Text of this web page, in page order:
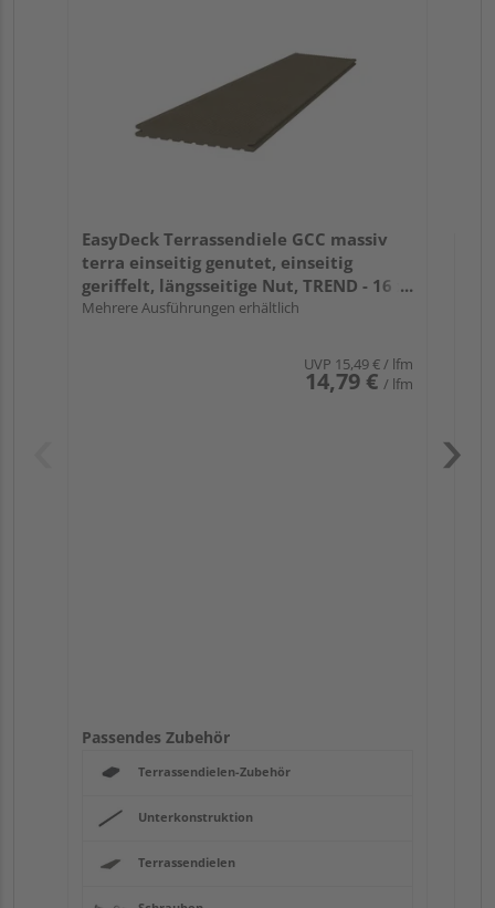
EasyDeck Terrassendiele GCC massiv
terra einseitig genutet, einseitig
geriffelt, längsseitige Nut, TREND - 16 x
163 mm
Mehrere Ausführungen erhältlich
UVP 15,49 €/ lfm
14,79 € / lfm
Passendes Zubehör
Terrassendielen-Zubehör
Unterkonstruktion
Terrassendielen